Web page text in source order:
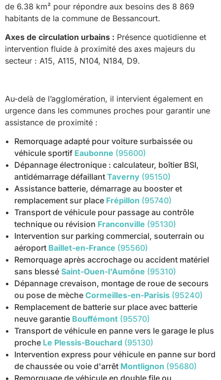
de 6.38 km² pour répondre aux besoins des 8 869
habitants de la commune de Bessancourt.
Axes de circulation urbains : Présence quotidienne et
intervention fluide à proximité des axes majeurs du
secteur : A15, A115, N104, N184, D9.
Au-delà de l’agglomération, il intervient également en
urgence dans les communes proches pour garantir une
assistance de proximité :
Remorquage adapté pour voiture surbaissée ou
véhicule sportif Eaubonne (95600)
Dépannage électronique : calculateur, boîtier BSI,
antidémarrage défaillant Taverny (95150)
Assistance batterie, démarrage au booster et
remplacement sur place Frépillon (95740)
Transport de véhicule pour passage au contrôle
technique ou révision Franconville (95130)
Intervention sur parking commercial, souterrain ou
aéroport Baillet-en-France (95560)
Remorquage après accrochage ou accident matériel
sans blessé Saint-Ouen-l'Aumône (95310)
Dépannage crevaison, montage de roue de secours
ou pose de mèche Cormeilles-en-Parisis (95240)
Remplacement de batterie sur place avec batterie
neuve garantie Bouffémont (95570)
Transport de véhicule en panne vers le garage le plus
proche Le Plessis-Bouchard (95130)
Intervention express pour véhicule en panne sur bord
de chaussée ou voie d'arrêt Montlignon (95680)